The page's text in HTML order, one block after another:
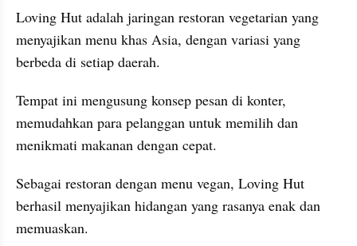
Loving Hut adalah jaringan restoran vegetarian yang
menyajikan menu khas Asia, dengan variasi yang
berbeda di setiap daerah.
Tempat ini mengusung konsep pesan di konter,
memudahkan para pelanggan untuk memilih dan
menikmati makanan dengan cepat.
Sebagai restoran dengan menu vegan, Loving Hut
berhasil menyajikan hidangan yang rasanya enak dan
memuaskan.